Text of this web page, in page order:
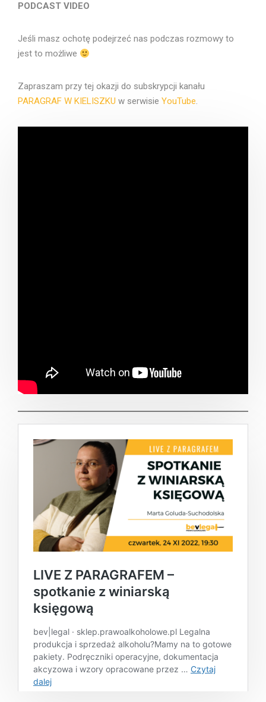
PODCAST VIDEO
Jeśli masz ochotę podejrzeć nas podczas rozmowy to
jest to możliwe
Zapraszam przy tej okazji do subskrypcji kanału
PARAGRAF W KIELISZKU w serwisie YouTube.